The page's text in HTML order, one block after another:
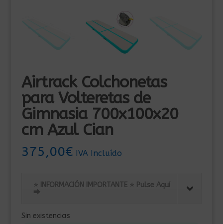
Airtrack Colchonetas
para Volteretas de
Gimnasia 700x100x20
cm Azul Cian
375,00€ IVA Incluído
⭐ INFORMACIÓN IMPORTANTE ⭐ Pulse Aquí
⮕
Sin existencias